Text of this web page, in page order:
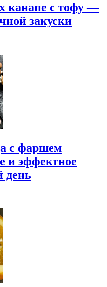
канапе с тофу —
закуски
с фаршем
и эффектное
день